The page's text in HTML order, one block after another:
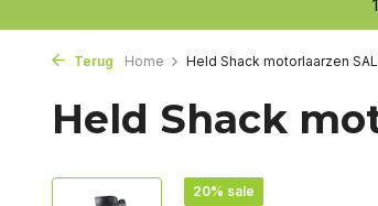
Terug Home Held Shack motorlaarzen
Held Shack
20% sale